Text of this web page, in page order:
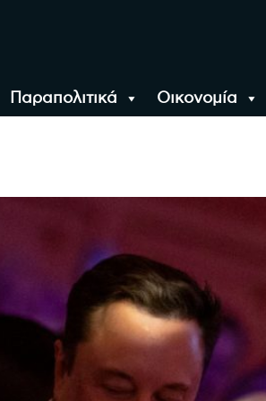
Παραπολιτικά Οικονομία